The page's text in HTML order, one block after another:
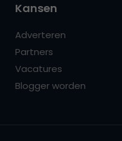
Kansen
Adverteren
Partners
Vacatures
Blogger worden